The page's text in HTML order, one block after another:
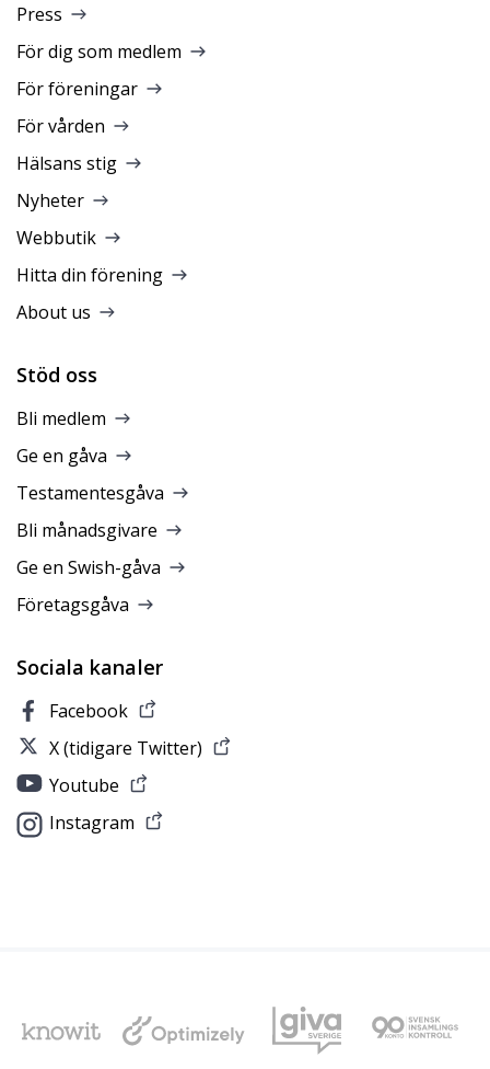
Press
För dig som medlem
För föreningar
För vården
Hälsans stig
Nyheter
Webbutik
Hitta din förening
About us
Stöd oss
Bli medlem
Ge en gåva
Testamentesgåva
Bli månadsgivare
Ge en Swish-gåva
Företagsgåva
Sociala kanaler
Facebook
X (tidigare Twitter)
Youtube
Instagram